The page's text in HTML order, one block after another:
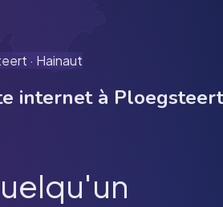
· Hainaut
internet à Ploegsteert